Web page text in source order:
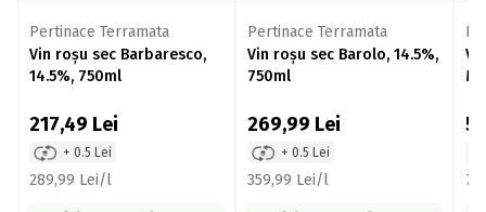
Pertinace Terramata
Vin roșu sec Barbaresco,
14.5%, 750ml
217,49 Lei
+ 0.5 Lei
289,99 Lei/l
Pertinace Terramata
Vin roșu sec Barolo, 14.5%,
750ml
269,99 Lei
+ 0.5 Lei
359,99 Lei/l